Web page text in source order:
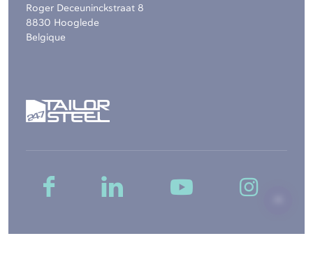
Roger Deceuninckstraat 8
8830 Hooglede
Belgique